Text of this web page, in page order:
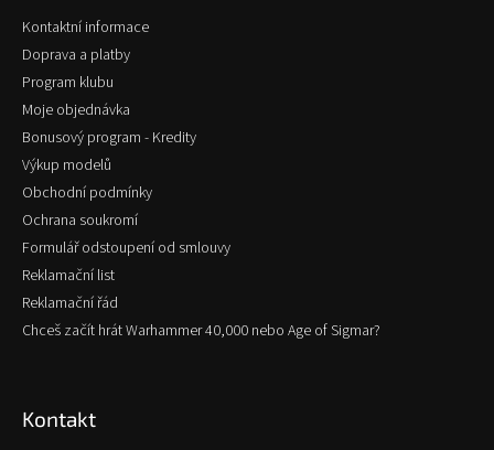
Kontaktní informace
Doprava a platby
Program klubu
Moje objednávka
Bonusový program - Kredity
Výkup modelů
Obchodní podmínky
Ochrana soukromí
Formulář odstoupení od smlouvy
Reklamační list
Reklamační řád
Chceš začít hrát Warhammer 40,000 nebo Age of Sigmar?
Kontakt